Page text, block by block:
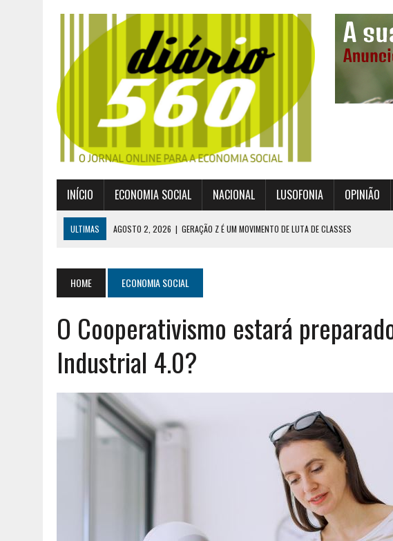
INÍCIO ECONOMIA SOCIAL NACIONAL LUSOFONIA OPINIÃO
ULTIMAS AGOSTO 2, 2026 | GERAÇÃO Z É UM MOVIMENTO DE LUTA DE CLASSES
JULHO 26, 2026 | UM MARCO QUE REDEFINE O COOPERATIVISMO GLOBAL
AGOSTO 6, 2026
UM ENTRE MUITOS
HOME ECONOMIA SOCIAL
O Cooperativismo estará
Industrial 4.0?